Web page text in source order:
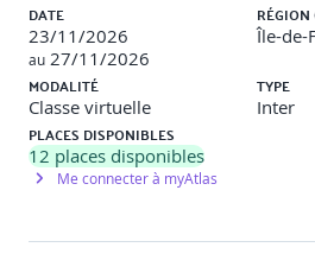
Validation : QCM, revue des
Test des caractéristiques
Défis des systèmes auto-
Tests des biais, probabilisme,
Transparence, explicabilité,
DATE
23/11/2026
au 27/11/2026
Île-de-
MODALITÉ
Classe virtuelle
TYPE
Inter
PLACES DISPONIBLES
12 places disponibles
Me connecter à myAtlas